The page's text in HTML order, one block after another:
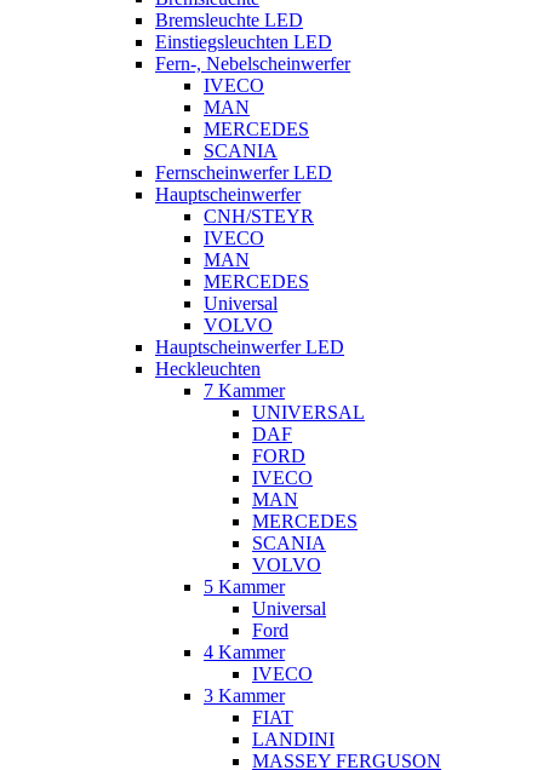
Bremsleuchte LED
Einstiegsleuchten LED
Fern-, Nebelscheinwerfer
IVECO
MAN
MERCEDES
SCANIA
Fernscheinwerfer LED
Hauptscheinwerfer
CNH/STEYR
IVECO
MAN
MERCEDES
Universal
VOLVO
Hauptscheinwerfer LED
Heckleuchten
7 Kammer
UNIVERSAL
DAF
FORD
IVECO
MAN
MERCEDES
SCANIA
VOLVO
5 Kammer
Universal
Ford
4 Kammer
IVECO
3 Kammer
FIAT
LANDINI
MASSEY FERGUSON